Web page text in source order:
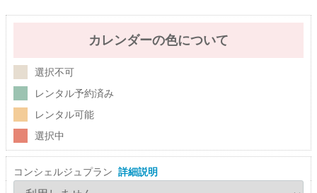
カレンダーの色について
選択不可
レンタル予約済み
レンタル可能
選択中
コンシェルジュプラン 詳細説明